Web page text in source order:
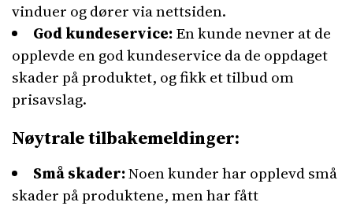
vinduer og dører via nettsiden.
God kundeservice:En kunde nevner at de
opplevde en god kundeservice da de oppdaget
skader på produktet, og fikk et tilbud om
prisavslag.
Nøytrale tilbakemeldinger:
Små skader:Noen kunder har opplevd små
skader på produktene, men har fått